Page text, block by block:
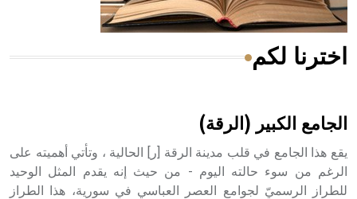
هل تعلم أن الأبسيد كلمة فرنسية اللفظ تم اعتمادها مصطلحاً
- هل تعلم أن أبجر Abgar اسم معروف جيداً يعود إلى عدد من
اخترنا لكم
الجامع الكبير (الرقة)
يقع هذا الجامع في قلب مدينة الرقة [ر] الحالية ، وتأتي أهميته على
الرغم من سوء حالته اليوم - من حيث إنه يقدم المثل الوحيد
للطراز الرسميّ لجوامع العصر العباسي في سورية، هذا الطراز